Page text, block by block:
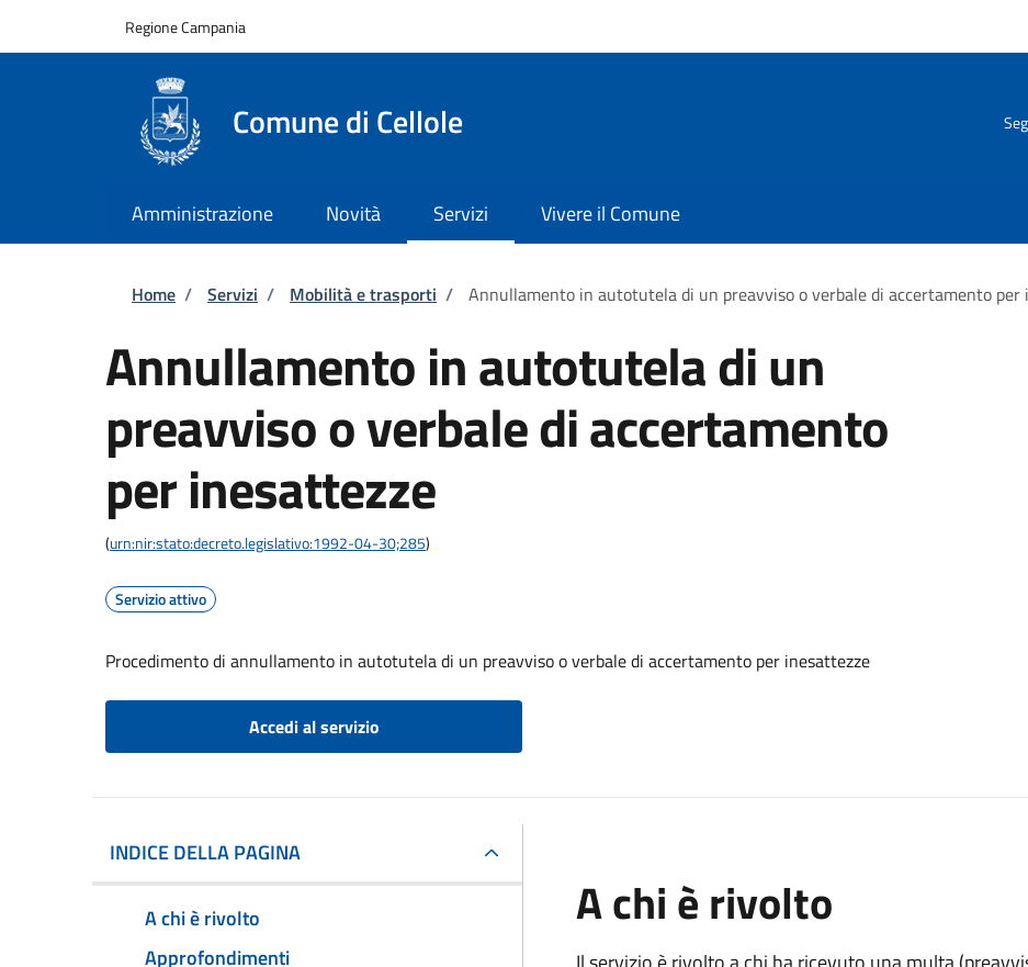
Regione Campania
Comune di Cellole
Amministrazione Novità Servizi Vivere il Comune
Briciole di pane
Home / Servizi / Mobilità e trasporti / Annullamento in autotutela di un preavviso o verbale di accertamento per
Annullamento in autotutela di un
preavviso o verbale di accertamento
per inesattezze
(urn:nir:stato:decreto.legislativo:1992-04-30;285)
Servizio attivo
Procedimento di annullamento in autotutela di un preavviso o verbale di accertamento per inesattezze
Accedi al servizio
INDICE DELLA PAGINA
A chi è rivolto
Approfondimenti
A chi è rivolto